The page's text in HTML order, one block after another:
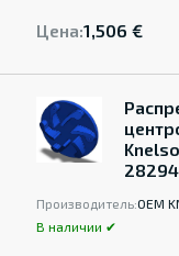
Цена:1,506 €
Производитель:OEM
В наличии ✔